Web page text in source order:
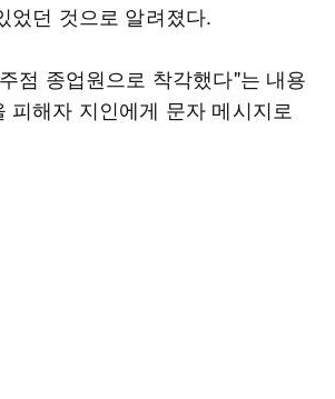
었던 것으로 알려졌다.
점 종업원으로 착각했다"는 내용
피해자 지인에게 문자 메시지로